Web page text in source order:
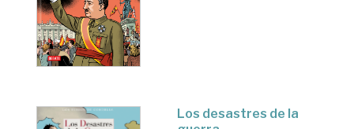
Los desastres de la